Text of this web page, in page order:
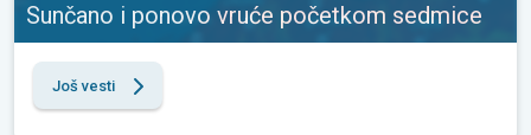
Sunčano i ponovo vruće početkom sedmice
Još vesti